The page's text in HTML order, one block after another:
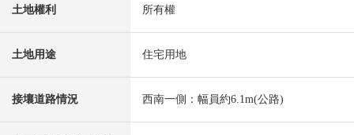
土地權利 所有權
土地用途 住宅用地
接壤道路情況 西南一側：幅員約6.1m(公路)